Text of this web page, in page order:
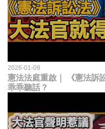
2026-01-09
憲法法庭重啟｜ 《憲法訴
乖乖聽話？